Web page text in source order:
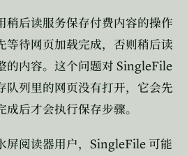
稍后读服务保存付费内容的操作
等待网页加载完成，否则稍后读
的内容。这个问题对 SingleFile
队列里的网页没有打开，它会先
后才会执行保存步骤。
阅读器用户， SingleFile可能